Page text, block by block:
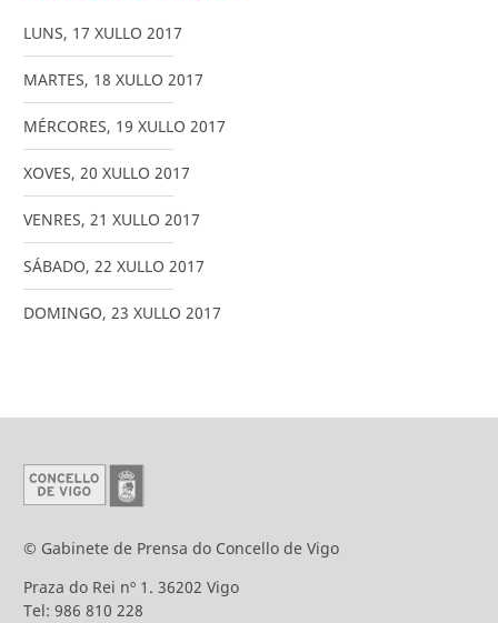
LUNS, 17 XULLO 2017
MARTES, 18 XULLO 2017
MÉRCORES, 19 XULLO 2017
XOVES, 20 XULLO 2017
VENRES, 21 XULLO 2017
SÁBADO, 22 XULLO 2017
DOMINGO, 23 XULLO 2017
© Gabinete de Prensa do Concello de Vigo
Praza do Rei nº 1. 36202 Vigo
Tel: 986 810 228